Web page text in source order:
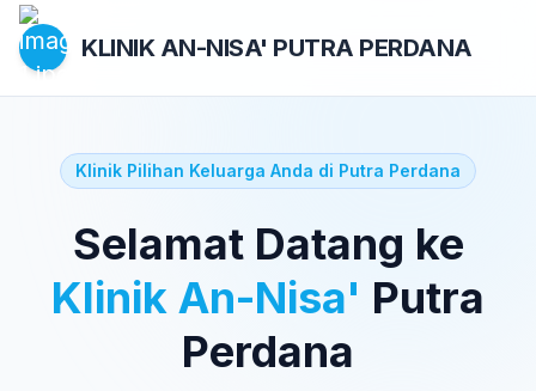
KLINIK AN-NISA' PUTRA PERDANA
Klinik Pilihan Keluarga Anda di Putra Perdana
Selamat Datang ke
Klinik An-Nisa' Putra
Perdana